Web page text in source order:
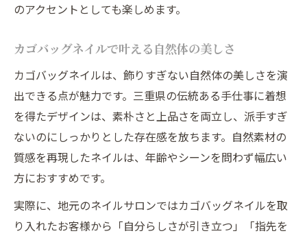
のアクセントとしても楽しめます。
カゴバッグネイルで叶える自然体の美しさ
カゴバッグネイルは、飾りすぎない自然体の美しさを演
出できる点が魅力です。三重県の伝統ある手仕事に着想
を得たデザインは、素朴さと上品さを両立し、派手すぎ
ないのにしっかりとした存在感を放ちます。自然素材の
質感を再現したネイルは、年齢やシーンを問わず幅広い
方におすすめです。
実際に、地元のネイルサロンではカゴバッグネイルを取
り入れたお客様から「自分らしさが引き立つ」「指先を